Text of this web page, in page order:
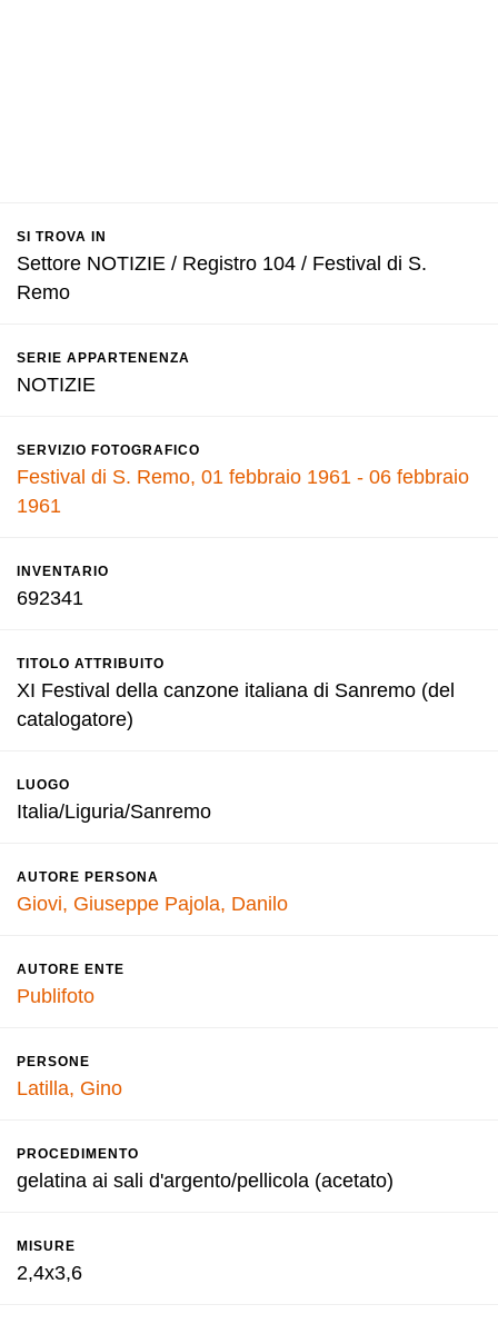
SI TROVA IN
Settore NOTIZIE / Registro 104 / Festival di S.
Remo
SERIE APPARTENENZA
NOTIZIE
SERVIZIO FOTOGRAFICO
Festival di S. Remo, 01 febbraio 1961 - 06 febbraio
1961
INVENTARIO
692341
TITOLO ATTRIBUITO
XI Festival della canzone italiana di Sanremo (del
catalogatore)
LUOGO
Italia/Liguria/Sanremo
AUTORE PERSONA
Giovi, Giuseppe Pajola, Danilo
AUTORE ENTE
Publifoto
PERSONE
Latilla, Gino
PROCEDIMENTO
gelatina ai sali d'argento/pellicola (acetato)
MISURE
2,4x3,6